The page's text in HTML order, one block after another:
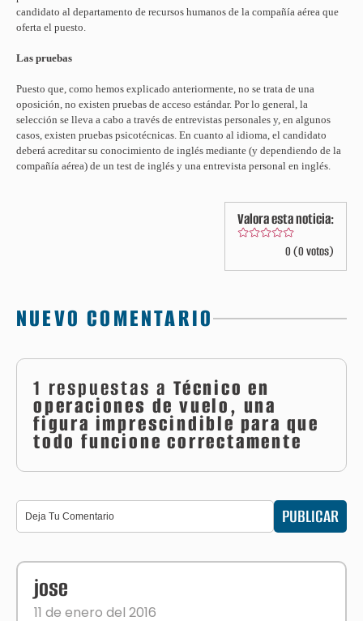
candidato al departamento de recursos humanos de la compañía aérea que
oferta el puesto.
Las pruebas
Puesto que, como hemos explicado anteriormente, no se trata de una
oposición, no existen pruebas de acceso estándar. Por lo general, la
selección se lleva a cabo a través de entrevistas personales y, en algunos
casos, existen pruebas psicotécnicas. En cuanto al idioma, el candidato
deberá acreditar su conocimiento de inglés mediante (y dependiendo de la
compañía aérea) de un test de inglés y una entrevista personal en inglés.
Valora esta noticia:
0 (0 votos)
NUEVO COMENTARIO
1 respuestas a Técnico en
operaciones de vuelo, una
figura imprescindible para que
todo funcione correctamente
PUBLICAR
jose
11 de enero del 2016